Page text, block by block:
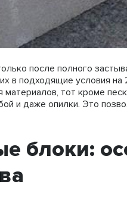
после полного
в подходящие условия на
материалов, тот кроме
и даже опилки. Это
блоки: